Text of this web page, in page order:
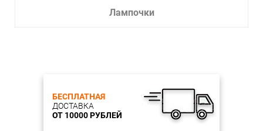
Тип поверхности плафонов: глянцевый
Характеристики арматуры
Мин. Высота, мм: 1000
Лампочки
БЕСПЛАТНАЯ
ДОСТАВКА
ОТ 10000 РУБЛЕЙ